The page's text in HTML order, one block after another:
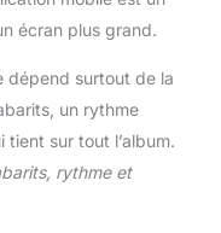
écran plus grand.
dépend surtout de la
un rythme
sur tout l’album.
rythme et